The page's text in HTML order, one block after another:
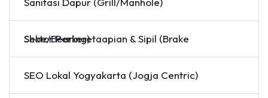
Sektor Perkeretaapian & Sipil (Brake Shoe/Bearing)
SEO Lokal Yogyakarta (Jogja Centric)